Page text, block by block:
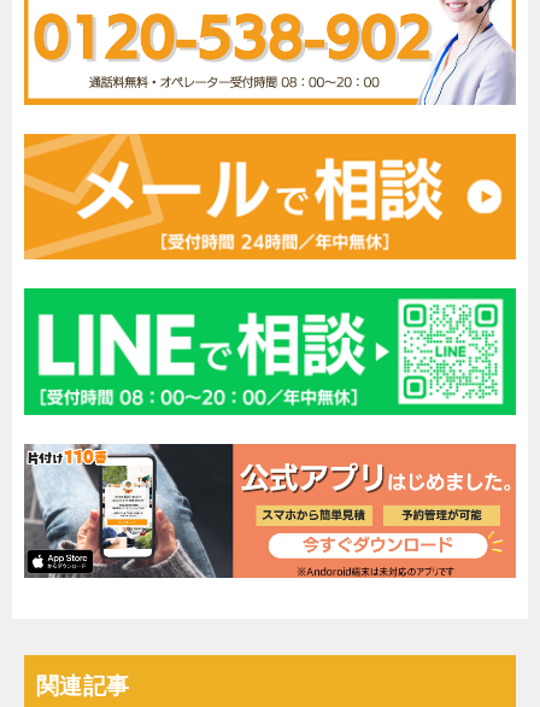
関連記事